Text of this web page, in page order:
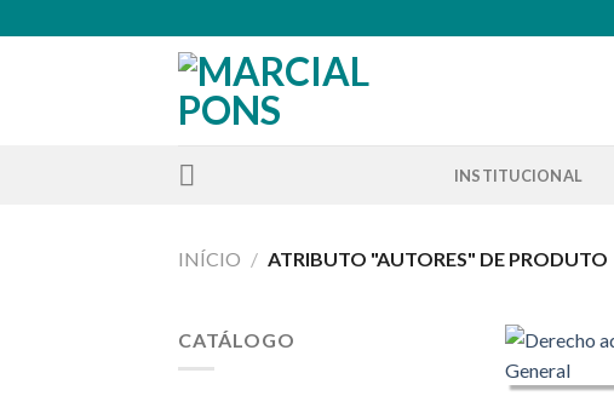
to
INSTITUCIONAL
INÍCIO / ATRIBUTO "AUTORES" DE PRODUTO
CATÁLOGO